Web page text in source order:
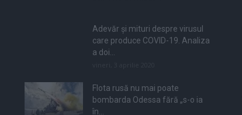
Adevăr și mituri despre virusul
care produce COVID-19. Analiza
a doi...
Flota rusă nu mai poate
bombarda Odessa fără „s-o ia
în...